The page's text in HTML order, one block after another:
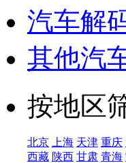
汽车解
其他汽
按地区
北京 上海 天津 重庆
西藏 陕西 甘肃 青海